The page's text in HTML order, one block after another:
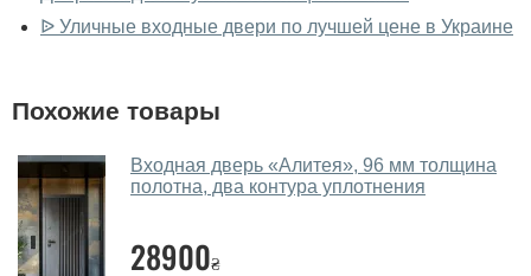
У вас большой магазин?
дверей.
Помогаете ли вы выбрать двери
входные?
Да. Мы консультируем покупателей
через мессенджеры, онлайн чат или непосредственно
ᐉ Уличные входные двери по лучшей цене в Украине
Похожие товары
Входная дверь «Алитея», 96 мм толщина
полотна, два контура уплотнения
28900₴